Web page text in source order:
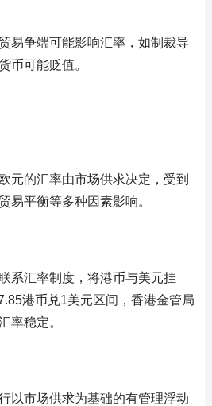
易争端可能影响汇率，如制裁导
币可能贬值。
元的汇率由市场供求决定，受到
易平衡等多种因素影响。
系汇率制度，将港币与美元挂
港币兑1美元区间，香港金管局
率稳定。
以市场供求为基础的有管理浮动